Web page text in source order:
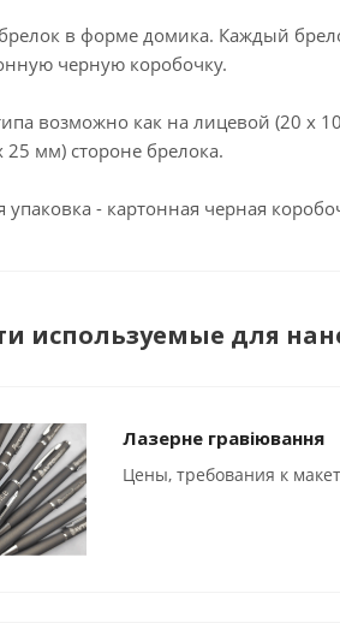
в форме домика. Каждый
черную коробочку.
возможно как на лицевой (20 х
мм) стороне брелока.
- картонная черная
используемые для
Лазерне гравіювання
Цены, требования к